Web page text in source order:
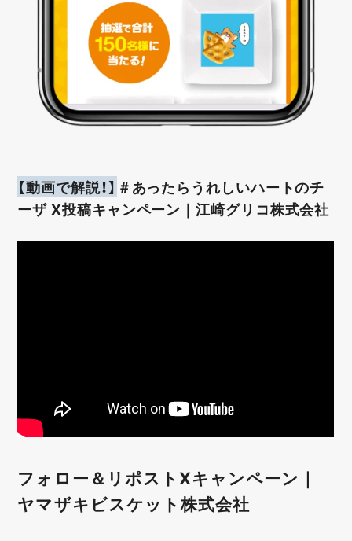
【動画で解説！】 ＃あったらうれしいハートのチ
ーザ X投稿キャンペーン｜江崎グリコ株式会社
フォロー＆リポストXキャンペーン｜
ヤマザキビスケット株式会社